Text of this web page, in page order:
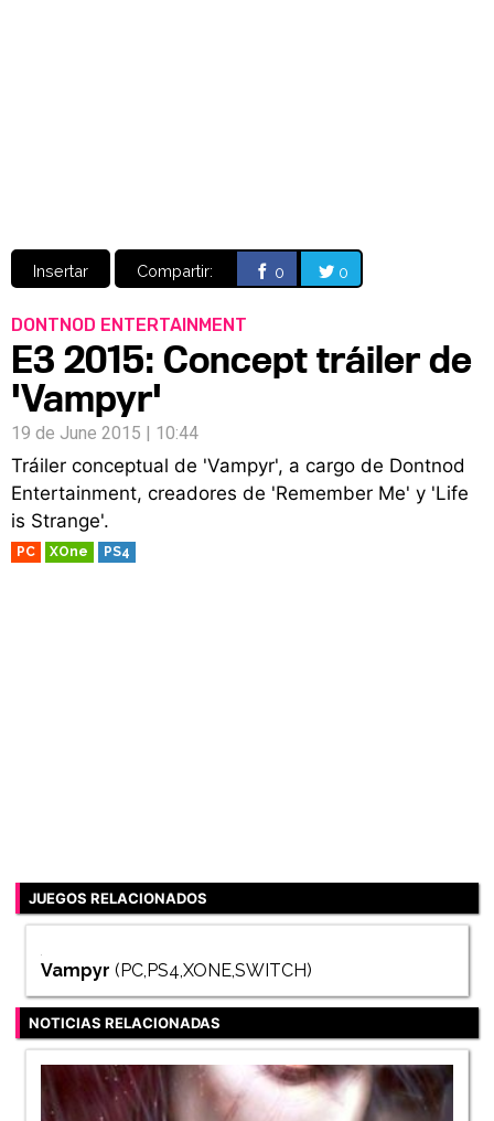
Insertar Compartir: 0 0
DONTNOD ENTERTAINMENT
E3 2015: Concept tráiler de
'Vampyr'
19 de June 2015 | 10:44
Tráiler conceptual de 'Vampyr', a cargo de Dontnod
Entertainment, creadores de 'Remember Me' y 'Life
is Strange'.
PC XOne PS4
JUEGOS RELACIONADOS
Vampyr (PC,PS4,XONE,SWITCH)
NOTICIAS RELACIONADAS